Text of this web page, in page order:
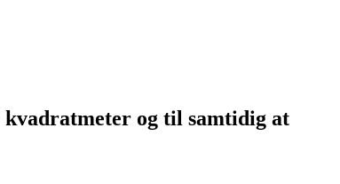
og til samtidig at